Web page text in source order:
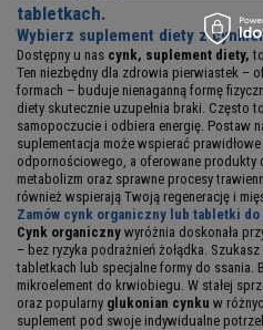
tabletkach.
Wybierz suplement diety z
Dostępny u nas cynk, suplement diety,
Ten niezbędny dla zdrowia pierwiastek –
formach – buduje nienaganną formę
diety skutecznie uzupełnia braki. Często
samopoczucie i odbiera energię. Postaw
suplementacja może wspierać
odpornościowego, a oferowane produkty
metabolizm oraz sprawne procesy
również wspierają Twoją regenerację i
Zamów cynk organiczny lub tabletki do
Cynk organiczny wyróżnia doskonała
– bez ryzyka podrażnień żołądka.
tabletkach lub specjalne formy do ssania.
mikroelement do krwiobiegu. W stałej
oraz popularny glukonian cynku w
suplement pod swoje indywidualne